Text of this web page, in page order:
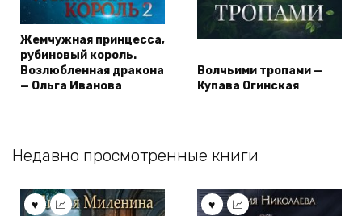
Жемчужная принцесса,
рубиновый король.
Возлюбленная дракона
— Ольга Иванова
Волчьими тропами —
Купава Огинская
Недавно просмотренные книги